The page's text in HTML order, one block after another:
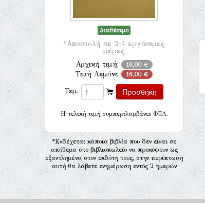
Διαθέσιμο
*Αποστολή σε 2-4 εργάσιμες
μέρες
Αρχική τιμή: 16,00 €
Τιμή Λεμόνι: 16,00 €
Τεμ.
H τελική τιμή συμπεριλαμβάνει ΦΠΑ.
*Ενδέχεται κάποια βιβλία που δεν είναι σε
απόθεμα στο βιβλιοπωλείο να προκύψουν ως
εξαντλημένα στον εκδότη τους, στην περίπτωση
αυτή θα λάβετε ενημέρωση εντός 2 ημερών